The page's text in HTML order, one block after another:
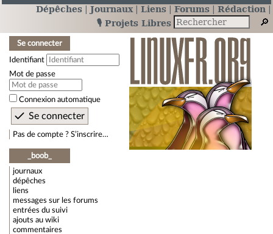
Dépêches Journaux Liens Forums
Rédaction
🎙️ Projets Libres
Se connecter
Identifiant
Mot de passe
Connexion automatique
Pas de compte ? S’inscrire…
_boob_
journaux
dépêches
liens
messages sur les forums
entrées du suivi
ajouts au wiki
commentaires